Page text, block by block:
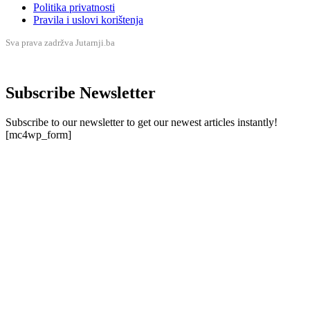
Politika privatnosti
Pravila i uslovi korištenja
Sva prava zadržva Jutarnji.ba
Subscribe Newsletter
Subscribe to our newsletter to get our newest articles instantly!
[mc4wp_form]